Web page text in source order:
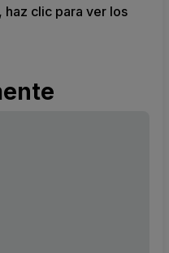
haz clic para ver los